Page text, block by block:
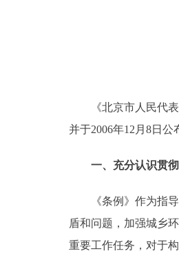
12345
参与调查
北京概况
《北京市人民代表
并于2006年12月8日
一、充分认识贯
《条例》作为指导
盾和问题，加强城乡
重要工作任务，对于